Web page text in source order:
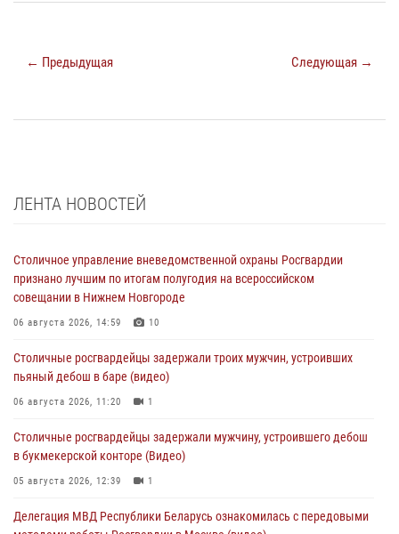
← Предыдущая Следующая →
ЛЕНТА НОВОСТЕЙ
Столичное управление вневедомственной охраны Росгвардии
признано лучшим по итогам полугодия на всероссийском
совещании в Нижнем Новгороде
06 августа 2026, 14:59 10
Столичные росгвардейцы задержали троих мужчин, устроивших
пьяный дебош в баре (видео)
06 августа 2026, 11:20 1
Столичные росгвардейцы задержали мужчину, устроившего дебош
в букмекерской конторе (Видео)
05 августа 2026, 12:39 1
Делегация МВД Республики Беларусь ознакомилась с передовыми